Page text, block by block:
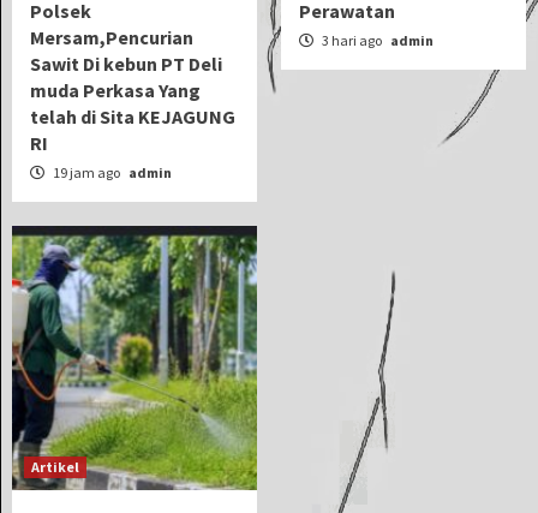
Polsek
Mersam,Pencurian
Sawit Di kebun PT Deli
muda Perkasa Yang
telah di Sita KEJAGUNG
RI
19 jam ago admin
Perawatan
3 hari ago admin
Artikel